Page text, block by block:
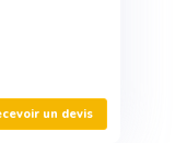
un devis